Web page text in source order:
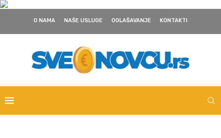
O NAMA NAŠE USLUGE OGLAŠAVANJE KONTAKTI